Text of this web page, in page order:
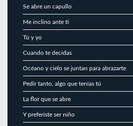
Se abre un capullo
Me inclino ante ti
Tú y yo
Cuando te decidas
Océano y cielo se juntan para abrazarte
Pedir tanto, algo que tenías tú
La flor que se abre
Y preferiste ser niño